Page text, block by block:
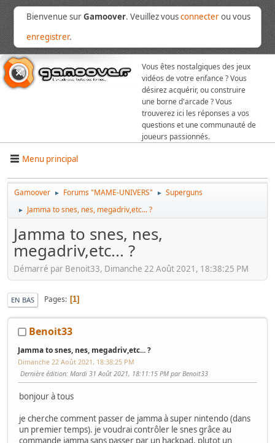
Bienvenue surGamoover. Veuillez vousconnecterou vous
enregistrer.
Vous êtes nostalgiques des jeux
vidéos de votre enfance ? Vous
désirez acquérir, ou construire
une borne d'arcade ? Vous
trouverez ici les réponses a vos
questions et une communauté de
joueurs passionnés.
Menu principal
Gamoover ► Forums "MAME-UNIVERS" ► Superguns
► Jamma to snes, nes, megadriv,etc... ?
Jamma to snes, nes,
megadriv,etc... ?
Démarré par Benoit33, Dimanche 22 Août 2021, 18:38:25 PM
EN BAS Pages 1
Benoit33
Jamma to snes, nes, megadriv,etc... ?
Dimanche 22 Août 2021, 18:38:25 PM
Dernière édition: Mardi 31 Août 2021, 18:11:15 PM par Benoit33
bonjour à tous
je cherche comment passer de jamma à super nintendo (dans
un premier temps). je voudrai contrôler le snes grâce au
commande jamma sans passer par un hackpad. plutot un